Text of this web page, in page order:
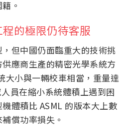
。
的極限仍待客服
但中國仍面臨重大的技術挑
應商生產的精密光學系統方
大小與一輛校車相當，重量達
員在縮小系統體積上遇到困
體積比 ASML 的版本大上數
償功率損失。